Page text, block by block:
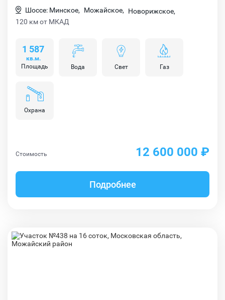
Шоссе: Минское,
Можайское,
Новорижское,
120 км от МКАД
1 587
кв.м.
Площадь
Вода Свет Газ
Охрана
Стоимость 12 600 000 ₽
Подробнее